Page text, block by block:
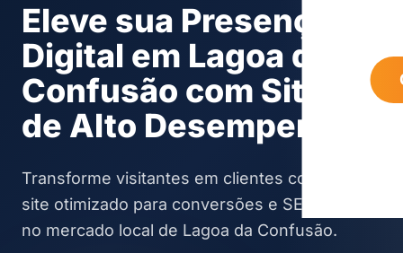
Eleve sua Presença
Digital em Lagoa da
Confusão com Sites
de Alto Desempenho
Transforme visitantes em clientes com um
site otimizado para conversões e SEO, focado
no mercado local de Lagoa da Confusão.